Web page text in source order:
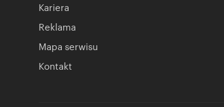
Kariera
Reklama
Mapa serwisu
Kontakt